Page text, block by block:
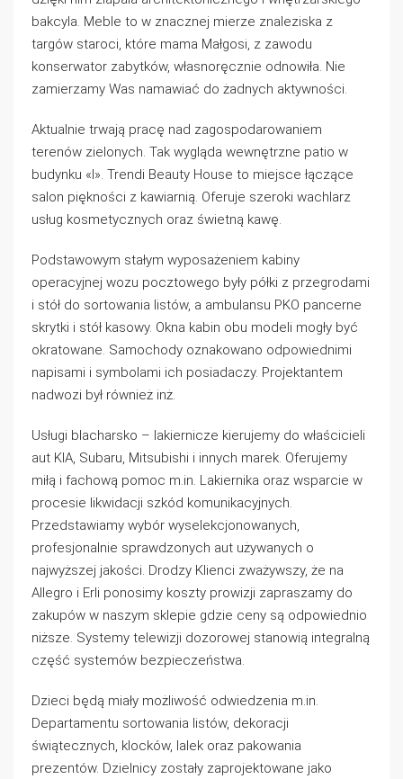
bakcyla. Meble to w znacznej mierze znaleziska z
targów staroci, które mama Małgosi, z zawodu
konserwator zabytków, własnoręcznie odnowiła. Nie
zamierzamy Was namawiać do żadnych aktywności.
Aktualnie trwają pracę nad zagospodarowaniem
terenów zielonych. Tak wygląda wewnętrzne patio w
budynku «I». Trendi Beauty House to miejsce łączące
salon piękności z kawiarnią. Oferuje szeroki wachlarz
usług kosmetycznych oraz świetną kawę.
Podstawowym stałym wyposażeniem kabiny
operacyjnej wozu pocztowego były półki z przegrodami
i stół do sortowania listów, a ambulansu PKO pancerne
skrytki i stół kasowy. Okna kabin obu modeli mogły być
okratowane. Samochody oznakowano odpowiednimi
napisami i symbolami ich posiadaczy. Projektantem
nadwozi był również inż.
Usługi blacharsko – lakiernicze kierujemy do właścicieli
aut KIA, Subaru, Mitsubishi i innych marek. Oferujemy
miłą i fachową pomoc m.in. Lakiernika oraz wsparcie w
procesie likwidacji szkód komunikacyjnych.
Przedstawiamy wybór wyselekcjonowanych,
profesjonalnie sprawdzonych aut używanych o
najwyższej jakości. Drodzy Klienci zważywszy, że na
Allegro i Erli ponosimy koszty prowizji zapraszamy do
zakupów w naszym sklepie gdzie ceny są odpowiednio
niższe. Systemy telewizji dozorowej stanowią integralną
część systemów bezpieczeństwa.
Dzieci będą miały możliwość odwiedzenia m.in.
Departamentu sortowania listów, dekoracji
świątecznych, klocków, lalek oraz pakowania
prezentów. Dzielnicy zostały zaprojektowane jako